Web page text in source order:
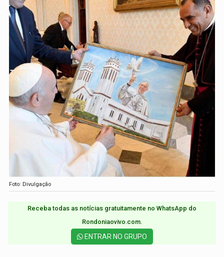
Foto: Divulgação
Receba todas as notícias gratuitamente no WhatsApp do
Rondoniaovivo.com.​
ENTRAR NO GRUPO